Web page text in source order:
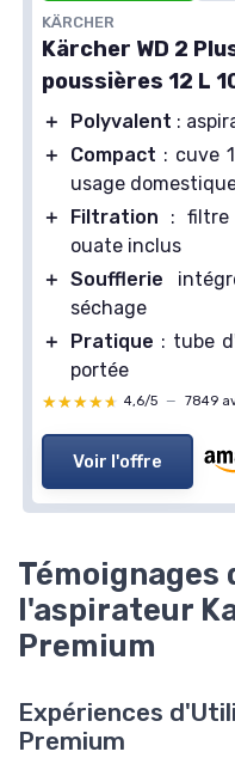
KÄRCHER
Kärcher WD 2
poussières 12 L
＋ Polyvalent :
＋
Compact : cuve
usage
＋
Filtration : filtre
ouate inclus
＋ Soufflerie
séchage
＋
Pratique : tube
portée
★★★★★
★★★★★ 4,6/5 — 7849
Voir l'offre
l'aspirateur
Premium
Expériences
Premium